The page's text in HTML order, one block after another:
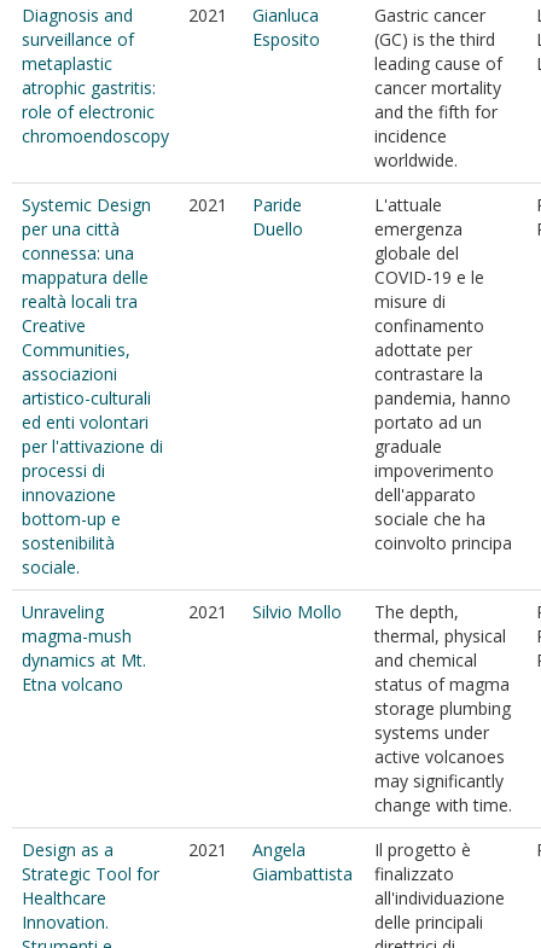
Diagnosis and
surveillance of
metaplastic
atrophic gastritis:
role of electronic
chromoendoscopy
2021
Gianluca
Esposito
Gastric cancer
(GC) is the third
leading cause of
cancer mortality
and the fifth for
incidence
worldwide.
Systemic Design
per una città
connessa: una
mappatura delle
realtà locali tra
Creative
Communities,
associazioni
artistico-culturali
ed enti volontari
per l'attivazione di
processi di
innovazione
bottom-up e
sostenibilità
sociale.
2021
Paride
Duello
L'attuale
emergenza
globale del
COVID-19 e le
misure di
confinamento
adottate per
contrastare la
pandemia, hanno
portato ad un
graduale
impoverimento
dell'apparato
sociale che ha
coinvolto principa
Unraveling
magma-mush
dynamics at Mt.
Etna volcano
2021 Silvio Mollo
The depth,
thermal, physical
and chemical
status of magma
storage plumbing
systems under
active volcanoes
may significantly
change with time.
Design as a
Strategic Tool for
Healthcare
Innovation.
2021
Angela
Giambattista
Il progetto è
finalizzato
all'individuazione
delle principali